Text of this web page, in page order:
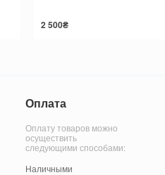
2 500₴
Оплата
Оплату товаров можно
осуществить
следующими способами:
Наличными